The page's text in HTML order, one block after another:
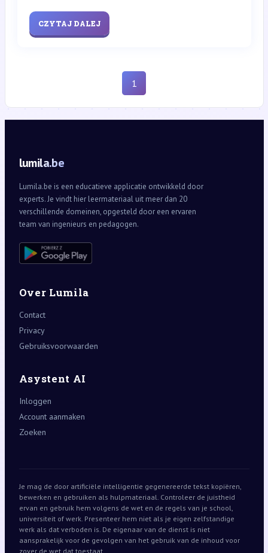
CZYTAJ DALEJ
1
lumila.be
Lumila.be is een educatieve applicatie ontwikkeld door
experts. Je vindt hier leermateriaal uit meer dan 20
verschillende domeinen, opgesteld door een ervaren
team van ingenieurs en pedagogen.
Over Lumila
Contact
Privacy
Gebruiksvoorwaarden
Asystent AI
Inloggen
Account aanmaken
Zoeken
Je mag de door artificiële intelligentie gegenereerde tekst kopiëren,
bewerken en gebruiken als hulpmateriaal. Controleer de juistheid
ervan en gebruik hem volgens de wet en de regels van je school,
universiteit of werk. Presenteer hem niet als je eigen zelfstandige
werk als dat verboden is. De eigenaar van de dienst is niet
aansprakelijk voor de gevolgen van het gebruik van de inhoud voor
zover de wet dat toestaat.